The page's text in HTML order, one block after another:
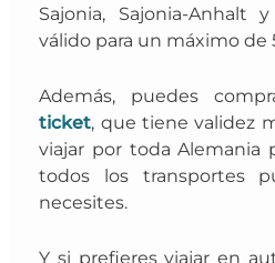
Sajonia, Sajonia-
válido para un máximo de
Además, puedes
ticket, que tiene validez
viajar por toda Alemania
todos los transportes
necesites.
Y si prefieres viajar en